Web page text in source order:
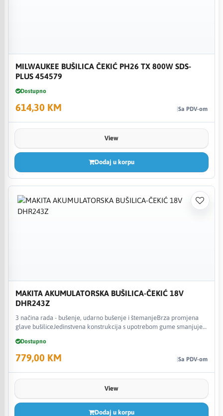
MILWAUKEE BUŠILICA ČEKIĆ PH26 TX 800W SDS-
PLUS 454579
Dostupno
614,30 KM Sa PDV-om
View
Dodaj u korpu
MAKITA AKUMULATORSKA BUŠILICA-ČEKIĆ 18V
DHR243Z
3 načina rada - bušenje, udarno bušenje i štemanjeBrza promjena
glave bušiliceJedinstvena konstrukcija s upotrebom gume smanjuje
radi dužeg prihvataMehanizam za pozicioniranje ugla:
Dostupno
779,00 KM Sa PDV-om
View
Dodaj u korpu